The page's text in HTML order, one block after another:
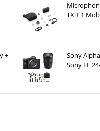
TX + 1
+
Sony
Sony FE